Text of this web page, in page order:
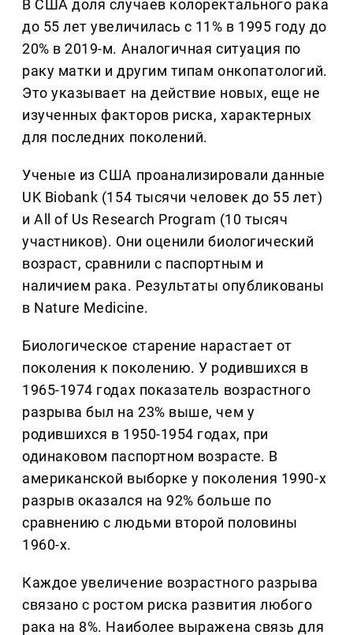
В США доля случаев колоректального рака
до 55 лет увеличилась с 11% в 1995 году до
20% в 2019-м. Аналогичная ситуация по
раку матки и другим типам онкопатологий.
Это указывает на действие новых, еще не
изученных факторов риска, характерных
для последних поколений.
Ученые из США проанализировали данные
UK Biobank (154 тысячи человек до 55 лет)
и All of Us Research Program (10 тысяч
участников). Они оценили биологический
возраст, сравнили с паспортным и
наличием рака. Результаты опубликованы
в Nature Medicine.
Биологическое старение нарастает от
поколения к поколению. У родившихся в
1965-1974 годах показатель возрастного
разрыва был на 23% выше, чем у
родившихся в 1950-1954 годах, при
одинаковом паспортном возрасте. В
американской выборке у поколения 1990-х
разрыв оказался на 92% больше по
сравнению с людьми второй половины
1960-х.
Каждое увеличение возрастного разрыва
связано с ростом риска развития любого
рака на 8%. Наиболее выражена связь для